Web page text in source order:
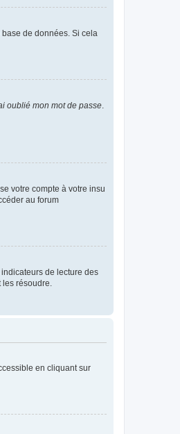
de données. Si cela
oublié mon mot de passe
votre compte à votre insu
au forum
de lecture des
résoudre.
en cliquant sur